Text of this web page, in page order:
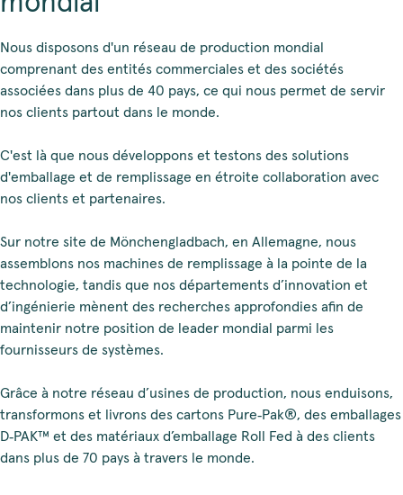
Nous disposons d'un réseau de production mondial
comprenant des entités commerciales et des sociétés
associées dans plus de 40 pays, ce qui nous permet de servir
nos clients partout dans le monde.
C'est là que nous développons et testons des solutions
d'emballage et de remplissage en étroite collaboration avec
nos clients et partenaires.
Sur notre site de Mönchengladbach, en Allemagne, nous
assemblons nos machines de remplissage à la pointe de la
technologie, tandis que nos départements d’innovation et
d’ingénierie mènent des recherches approfondies afin de
maintenir notre position de leader mondial parmi les
fournisseurs de systèmes.
Grâce à notre réseau d’usines de production, nous enduisons,
transformons et livrons des cartons Pure‑Pak®, des emballages
D‑PAK™ et des matériaux d’emballage Roll Fed à des clients
dans plus de 70 pays à travers le monde.